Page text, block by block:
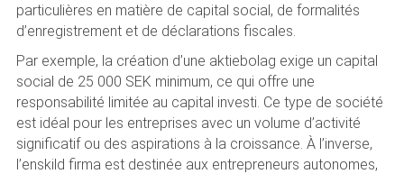
particulières en matière de capital social, de formalités
d’enregistrement et de déclarations fiscales.
Par exemple, la création d’une aktiebolag exige un capital
social de 25 000 SEK minimum, ce qui offre une
responsabilité limitée au capital investi. Ce type de société
est idéal pour les entreprises avec un volume d’activité
significatif ou des aspirations à la croissance. À l’inverse,
l’enskild firma est destinée aux entrepreneurs autonomes,